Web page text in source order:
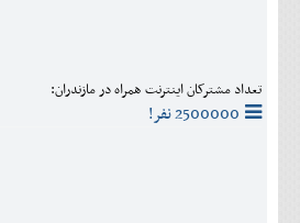
تعداد مشترکان اینترنت همراه در مازندران:
2500000 نفر!